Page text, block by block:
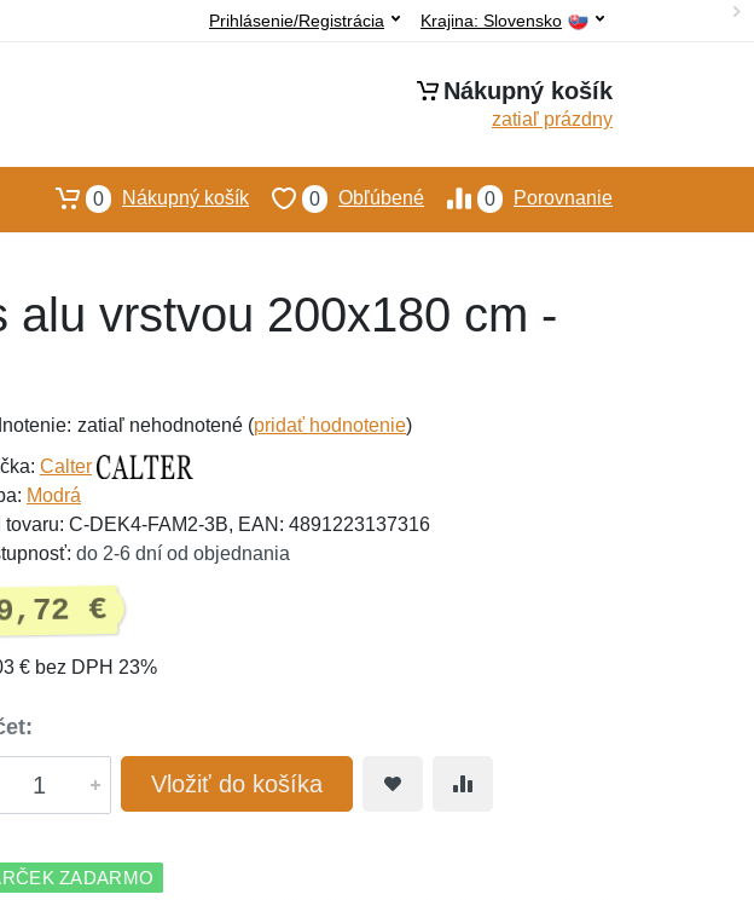
Krajina: Slovensko
Prihlásenie/Registrácia
Nákupný košík
zatiaľ prázdny
0 Porovnanie
0 Obľúbené
0 Nákupný košík
vrstvou 200x180 cm -
zatiaľ nehodnotené (pridať hodnotenie)
Calter
Modrá
tovaru: C-DEK4-FAM2-3B, EAN: 4891223137316
do 2-6 dní od objednania
€
€ bez DPH 23%
Vložiť do košíka
ZADARMO